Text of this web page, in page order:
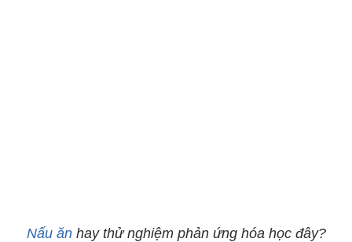
Nấu ănhay thử nghiệm phản ứng hóa học đây?